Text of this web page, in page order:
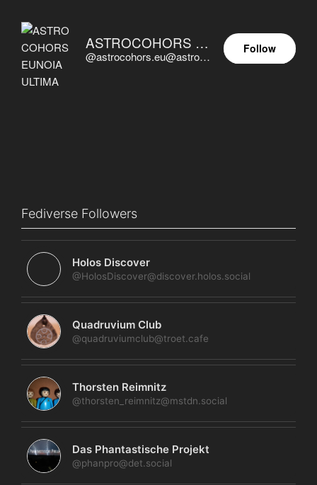
ASTROCOHORS EUNOIA ULTIMA
@astrocohors.eu@astrocohors.eu
Follow
Fediverse Followers
Holos Discover
@HolosDiscover@discover.holos.social
Quadruvium Club
@quadruviumclub@troet.cafe
Thorsten Reimnitz
@thorsten_reimnitz@mstdn.social
Das Phantastische Projekt
@phanpro@det.social